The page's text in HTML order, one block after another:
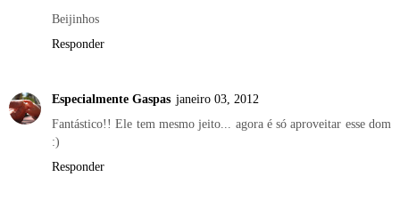
Beijinhos
Responder
Especialmente Gaspas janeiro 03, 2012
Fantástico!! Ele tem mesmo jeito... agora é só aproveitar esse dom
:)
Responder